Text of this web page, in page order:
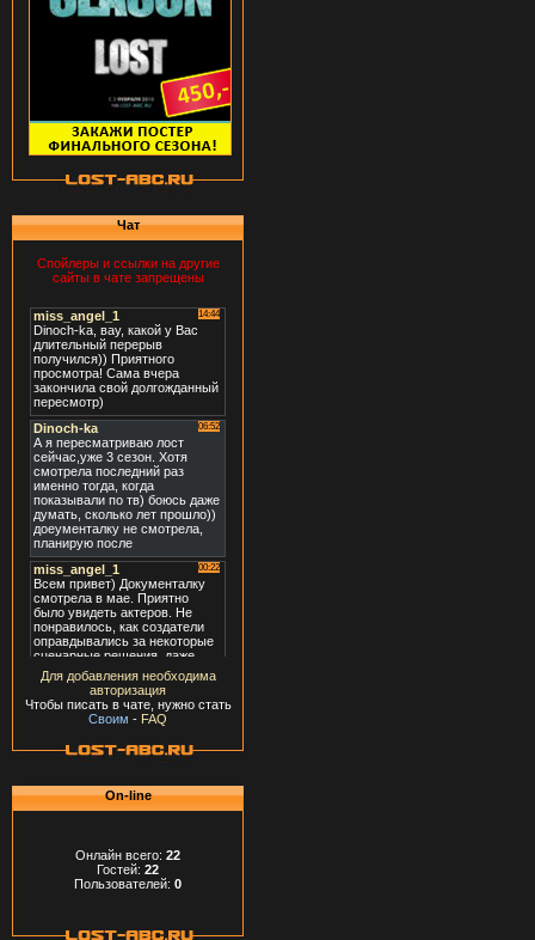
Чат
Спойлеры и ссылки на другие
сайты в чате запрещены
Для добавления необходима
авторизация
Чтобы писать в чате, нужно стать
Своим - FAQ
On-line
Онлайн всего: 22
Гостей: 22
Пользователей: 0